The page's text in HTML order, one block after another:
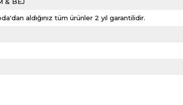
aldığınız tüm ürünler 2 yıl garantilidir.